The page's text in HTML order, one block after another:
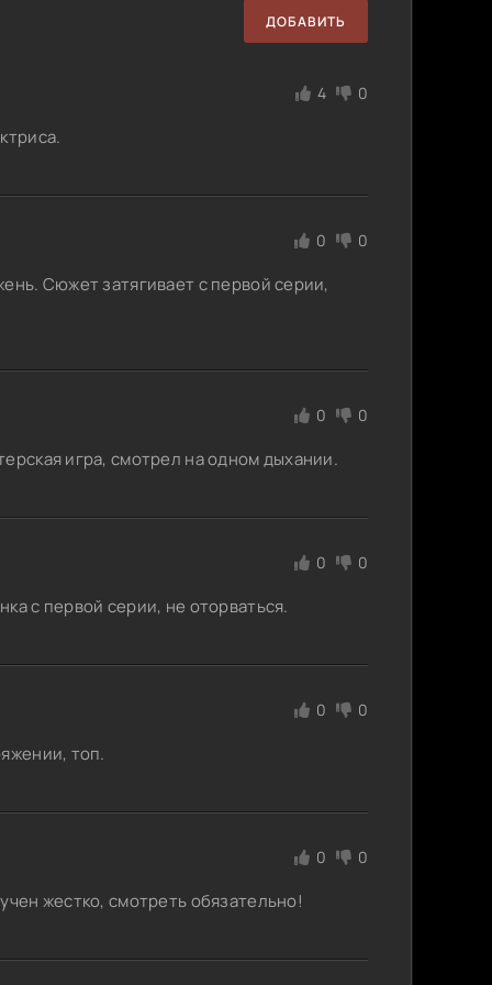
ДОБАВИТЬ
4 0
0 0
Сюжет затягивает с первой серии,
0 0
игра, смотрел на одном дыхании.
0 0
с первой серии, не оторваться.
0 0
топ.
0 0
жестко, смотреть обязательно!